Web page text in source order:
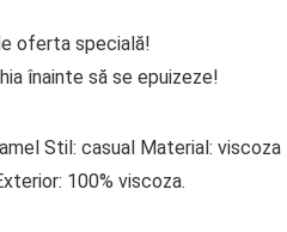
oferta specială!
înainte să se epuizeze!
Stil: casual Material: viscoza
100% viscoza.